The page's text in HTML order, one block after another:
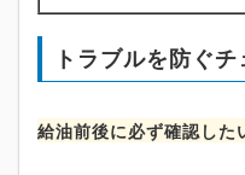
トラブルを防ぐ
給油前後に必ず確認した